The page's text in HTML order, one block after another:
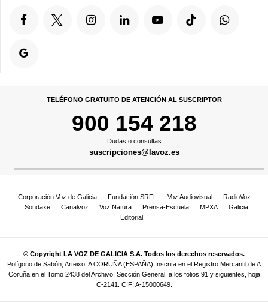
TELÉFONO GRATUITO DE ATENCIÓN AL SUSCRIPTOR
900 154 218
Dudas o consultas
suscripciones@lavoz.es
Corporación Voz de Galicia Fundación SRFL Voz Audiovisual
RadioVoz
Sondaxe
Canalvoz Voz Natura Prensa-Escuela MPXA
Galicia
Editorial
© Copyright LA VOZ DE GALICIA S.A. Todos los derechos reservados.
Polígono de Sabón, Arteixo, A CORUÑA (ESPAÑA) Inscrita en el Registro Mercantil de A
Coruña en el Tomo 2438 del Archivo, Sección General, a los folios 91 y siguientes, hoja
C-2141. CIF: A-15000649.